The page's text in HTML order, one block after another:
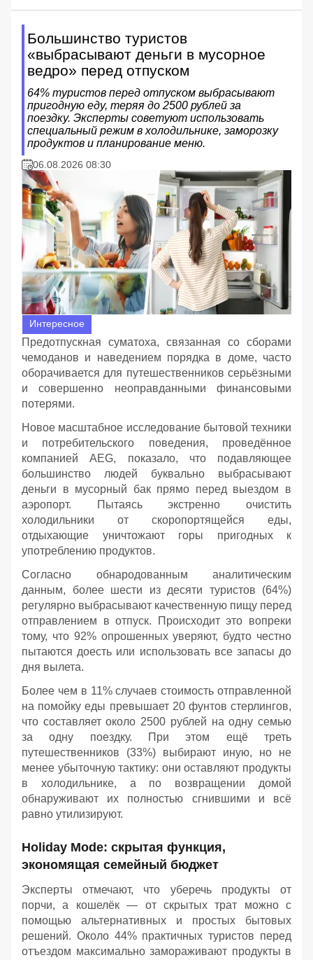
Большинство туристов
«выбрасывают деньги в мусорное
ведро» перед отпуском
64% туристов перед отпуском выбрасывают
пригодную еду, теряя до 2500 рублей за
поездку. Эксперты советуют использовать
специальный режим в холодильнике, заморозку
продуктов и планирование меню.
06.08.2026 08:30
Интересное
Предотпускная суматоха, связанная со сборами
чемоданов и наведением порядка в доме, часто
оборачивается для путешественников серьёзными
и совершенно неоправданными финансовыми
потерями.
Новое масштабное исследование бытовой техники
и потребительского поведения, проведённое
компанией AEG, показало, что подавляющее
большинство людей буквально выбрасывают
деньги в мусорный бак прямо перед выездом в
аэропорт. Пытаясь экстренно очистить
холодильники от скоропортящейся еды,
отдыхающие уничтожают горы пригодных к
употреблению продуктов.
Согласно обнародованным аналитическим
данным, более шести из десяти туристов (64%)
регулярно выбрасывают качественную пищу перед
отправлением в отпуск. Происходит это вопреки
тому, что 92% опрошенных уверяют, будто честно
пытаются доесть или использовать все запасы до
дня вылета.
Более чем в 11% случаев стоимость отправленной
на помойку еды превышает 20 фунтов стерлингов,
что составляет около 2500 рублей на одну семью
за одну поездку. При этом ещё треть
путешественников (33%) выбирают иную, но не
менее убыточную тактику: они оставляют продукты
в холодильнике, а по возвращении домой
обнаруживают их полностью сгнившими и всё
равно утилизируют.
Holiday Mode: скрытая функция,
экономящая семейный бюджет
Эксперты отмечают, что уберечь продукты от
порчи, а кошелёк — от скрытых трат можно с
помощью альтернативных и простых бытовых
решений. Около 44% практичных туристов перед
отъездом максимально замораживают продукты в